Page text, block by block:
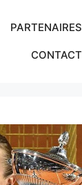
PARTENAIRES
CONTACT